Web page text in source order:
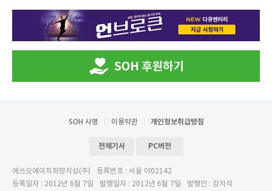
SOH 사명 이용약관 개인정보취급방침
전체기사 PC버전
에쓰오에이치희망지성(주)
등록번호 : 서울 아02142
등록일자 : 2012년 6월 7일
발행일자 : 2012년 6월 7일 발행인 : 강지석